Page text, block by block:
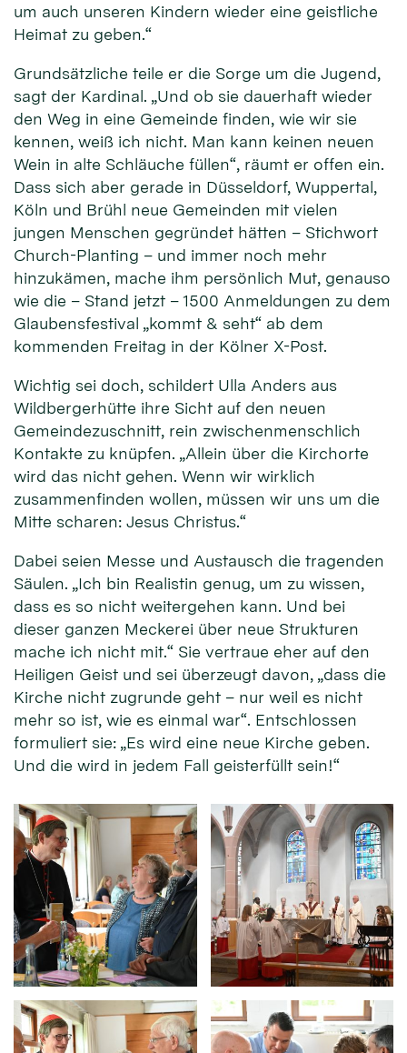
um auch unseren Kindern wieder eine geistliche
Heimat zu geben.“
Grundsätzliche teile er die Sorge um die Jugend,
sagt der Kardinal. „Und ob sie dauerhaft wieder
den Weg in eine Gemeinde finden, wie wir sie
kennen, weiß ich nicht. Man kann keinen neuen
Wein in alte Schläuche füllen“, räumt er offen ein.
Dass sich aber gerade in Düsseldorf, Wuppertal,
Köln und Brühl neue Gemeinden mit vielen
jungen Menschen gegründet hätten – Stichwort
Church-Planting – und immer noch mehr
hinzukämen, mache ihm persönlich Mut, genauso
wie die – Stand jetzt – 1500 Anmeldungen zu dem
Glaubensfestival „kommt & seht“ ab dem
kommenden Freitag in der Kölner X-Post.
Wichtig sei doch, schildert Ulla Anders aus
Wildbergerhütte ihre Sicht auf den neuen
Gemeindezuschnitt, rein zwischenmenschlich
Kontakte zu knüpfen. „Allein über die Kirchorte
wird das nicht gehen. Wenn wir wirklich
zusammenfinden wollen, müssen wir uns um die
Mitte scharen: Jesus Christus.“
Dabei seien Messe und Austausch die tragenden
Säulen. „Ich bin Realistin genug, um zu wissen,
dass es so nicht weitergehen kann. Und bei
dieser ganzen Meckerei über neue Strukturen
mache ich nicht mit.“ Sie vertraue eher auf den
Heiligen Geist und sei überzeugt davon, „dass die
Kirche nicht zugrunde geht – nur weil es nicht
mehr so ist, wie es einmal war“. Entschlossen
formuliert sie: „Es wird eine neue Kirche geben.
Und die wird in jedem Fall geisterfüllt sein!“